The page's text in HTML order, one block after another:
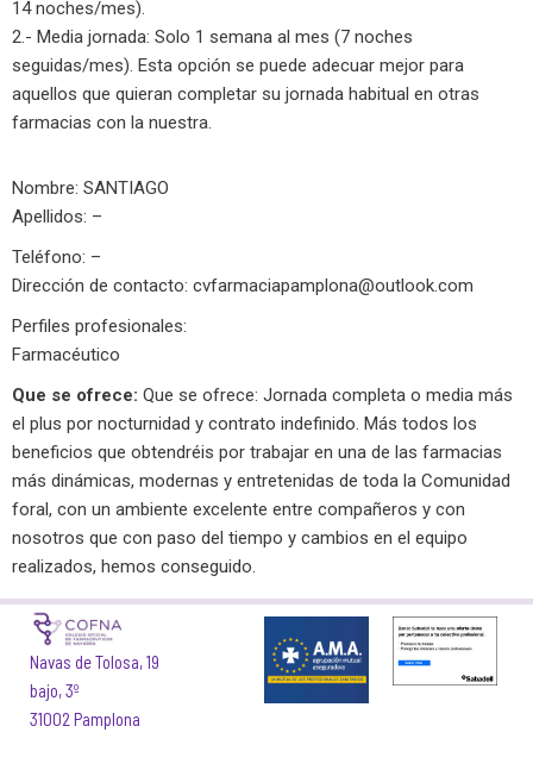
14 noches/mes).
2.- Media jornada: Solo 1 semana al mes (7 noches
seguidas/mes). Esta opción se puede adecuar mejor para
aquellos que quieran completar su jornada habitual en otras
farmacias con la nuestra.
Nombre: SANTIAGO
Apellidos: –
Teléfono: –
Dirección de contacto: cvfarmaciapamplona@outlook.com
Perfiles profesionales:
Farmacéutico
Que se ofrece: Que se ofrece: Jornada completa o media más
el plus por nocturnidad y contrato indefinido. Más todos los
beneficios que obtendréis por trabajar en una de las farmacias
más dinámicas, modernas y entretenidas de toda la Comunidad
foral, con un ambiente excelente entre compañeros y con
nosotros que con paso del tiempo y cambios en el equipo
realizados, hemos conseguido.
Navas de Tolosa, 19
bajo, 3º
31002 Pamplona